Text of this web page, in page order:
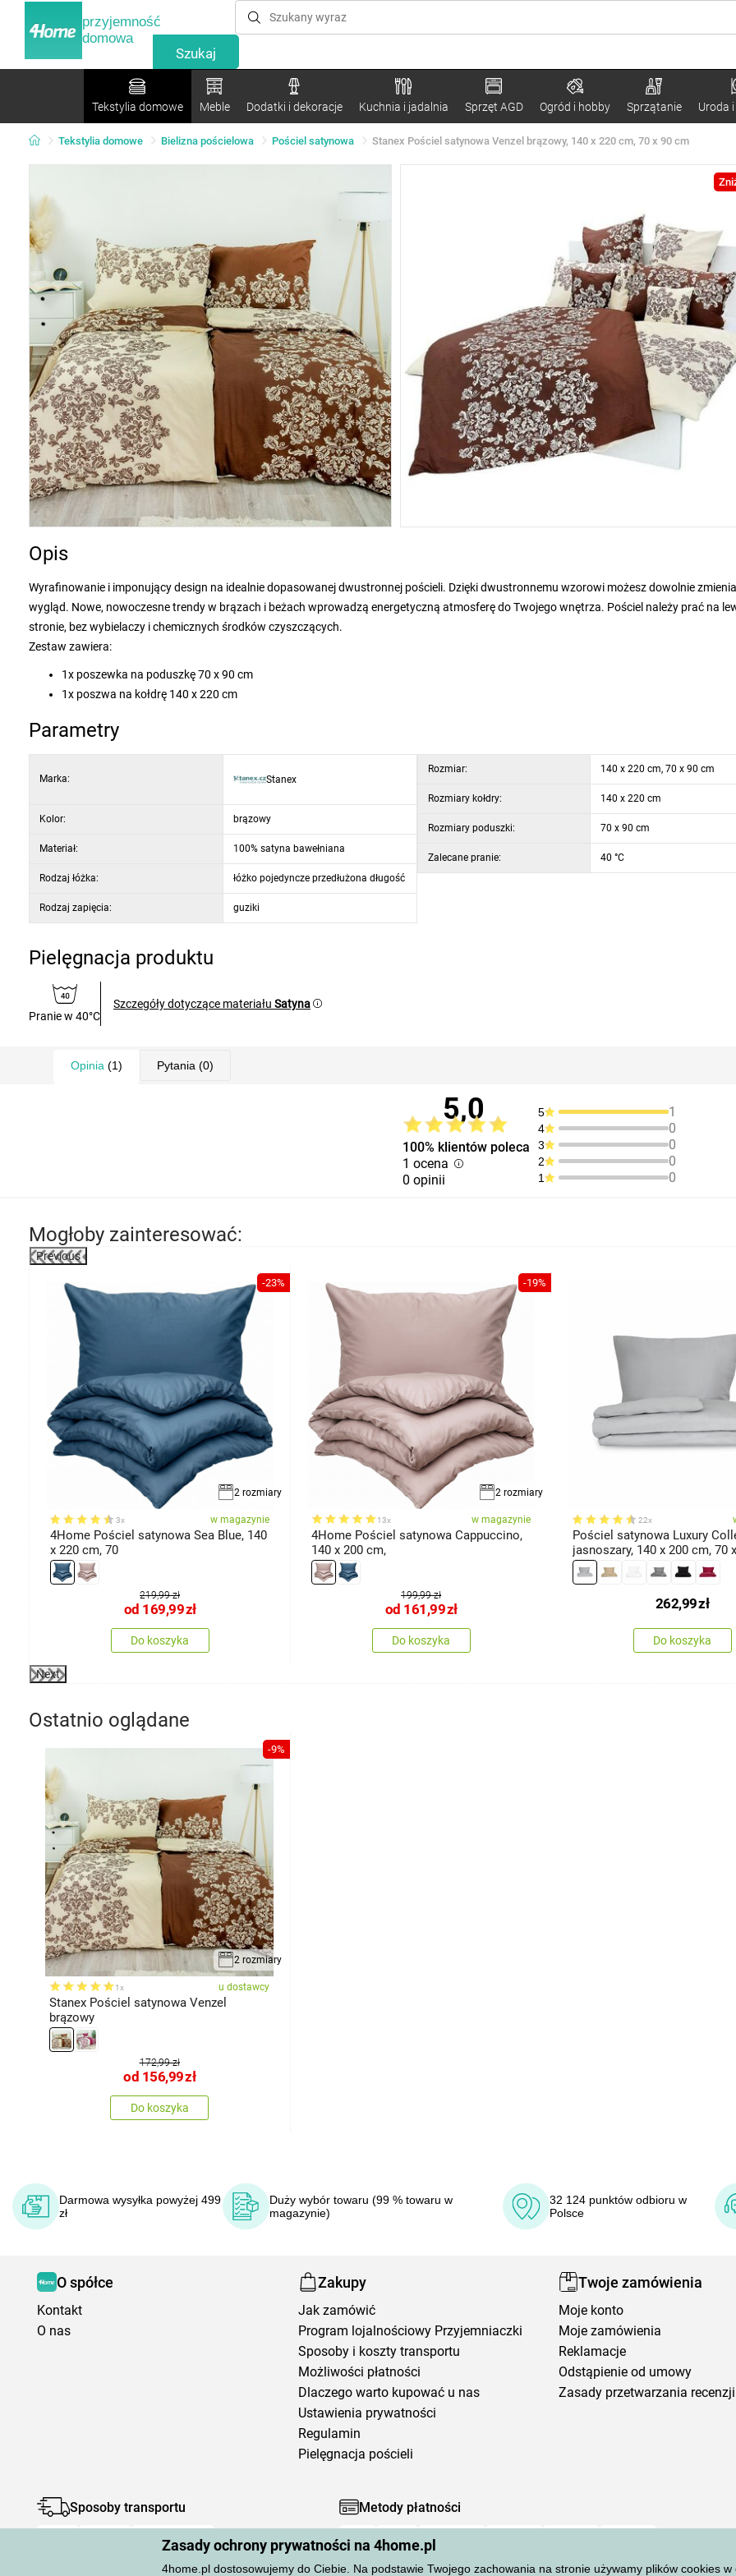
Zasady ochrony prywatności na 4home.pl
4home.pl dostosowujemy do Ciebie. Na podstawie Twojego zachowania na stronie używamy plików cookies
przyjemność
domowa
Tekstylia domowe Meble Dodatki i dekoracje Kuchnia i jadalnia Sprzęt AGD Ogród i hobby Sprzątanie Uroda
Tekstylia domowe Bielizna pościelowa Pościel satynowa Stanex Pościel satynowa Venzel brązowy, 140 x 220 cm, 70 x 90 cm
Opis
Wyrafinowanie i imponujący design na idealnie dopasowanej dwustronnej pościeli. Dzięki dwustronnemu wzorowi możesz dowolnie
wygląd. Nowe, nowoczesne trendy w brązach i beżach wprowadzą energetyczną atmosferę do Twojego wnętrza. Pościel należy prać na
stronie, bez wybielaczy i chemicznych środków czyszczących.
Zestaw zawiera:
1x poszewka na poduszkę 70 x 90 cm
1x poszwa na kołdrę 140 x 220 cm
Parametry
Marka: Stanex
Kolor: brązowy
Materiał: 100% satyna bawełniana
Rodzaj łóżka: łóżko pojedyncze przedłużona długość
Rodzaj zapięcia: guziki
Rozmiar: 140 x 220 cm, 70 x 90 cm
Rozmiary kołdry: 140 x 220 cm
Rozmiary poduszki: 70 x 90 cm
Zalecane pranie: 40 °C
Pielęgnacja produktu
Pranie w 40°C
Szczegóły dotyczące materiału Satyna
Opinia (1) Pytania (0)
5,0
100% klientów poleca
1 ocena
0 opinii
5 1
4 0
3 0
2 0
1 0
Mogłoby zainteresować:
Previous
-23%
2 rozmiary
3x w magazynie
4Home Pościel satynowa Sea Blue, 140
x 220 cm, 70
219,99 zł
od 169,99zł
Do koszyka
-19%
2 rozmiary
13x w magazynie
4Home Pościel satynowa Cappuccino,
140 x 200 cm,
199,99 zł
od 161,99zł
Do koszyka
22x
Pościel satynowa Luxury
jasnoszary, 140 x 200 cm, 70
262,99zł
Do koszyka
Next
Ostatnio oglądane
-9%
2 rozmiary
1x u dostawcy
Stanex Pościel satynowa Venzel
brązowy
172,99 zł
od 156,99zł
Do koszyka
Darmowa wysyłka powyżej 499
zł
Duży wybór towaru (99 % towaru w
magazynie)
32 124 punktów odbioru w
Polsce
O spółce
Kontakt
O nas
Zakupy
Jak zamówić
Program lojalnościowy Przyjemniaczki
Sposoby i koszty transportu
Możliwości płatności
Dlaczego warto kupować u nas
Ustawienia prywatności
Regulamin
Pielęgnacja pościeli
Twoje zamówienia
Moje konto
Moje zamówienia
Reklamacje
Odstąpienie od umowy
Zasady przetwarzania recenzji
Sposoby transportu Metody płatności